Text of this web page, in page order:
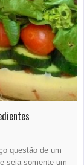
questão de um
seja somente um